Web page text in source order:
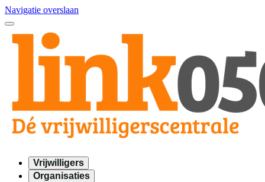
Navigatie overslaan
Vrijwilligers
Organisaties